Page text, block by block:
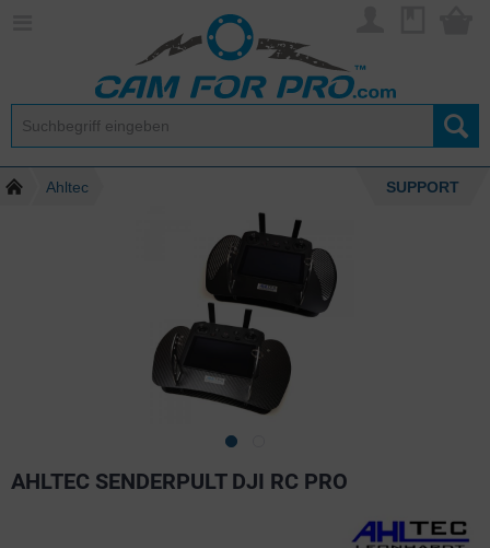
Ahltec SUPPORT
AHLTEC SENDERPULT DJI RC PRO